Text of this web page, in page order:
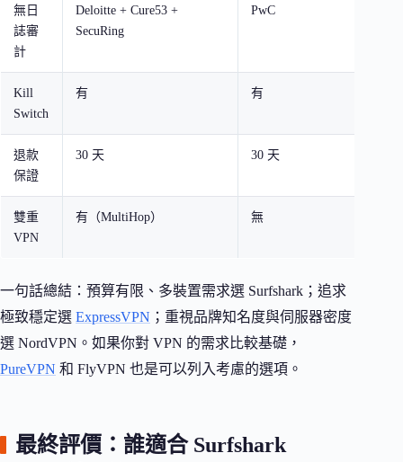
無日
誌審
計
Deloitte + Cure53 +
SecuRing
PwC
Kill
Switch
有 有
退款
保證
30 天 30 天
雙重
VPN
有（MultiHop） 無
一句話總結：預算有限、多裝置需求選 Surfshark；追求
極致穩定選 ExpressVPN ；重視品牌知名度與伺服器密度
選 NordVPN。如果你對 VPN 的需求比較基礎，
PureVPN 和 FlyVPN 也是可以列入考慮的選項。
最終評價：誰適合 Surfshark